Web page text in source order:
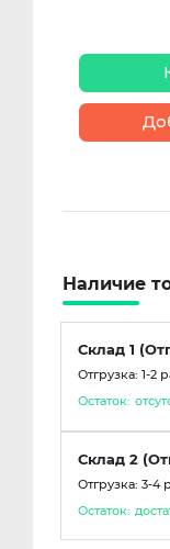
Наличие
Склад 1
Отгрузка: 1-2
Остаток:
Склад 2
Отгрузка: 3-4
Остаток: